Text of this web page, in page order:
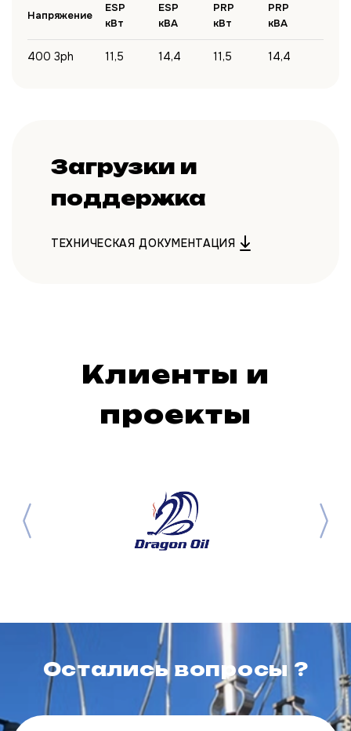
Напряжение
ESP
кВт
ESP
кВА
PRP
кВт
PRP
кВА
400 3ph 11,5 14,4 11,5 14,4
Загрузки и
поддержка
ТЕХНИЧЕСКАЯ ДОКУМЕНТАЦИЯ
Клиенты и
проекты
Остались вопросы ?